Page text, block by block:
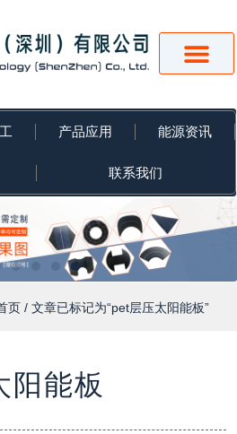
产品应用 能源资讯
联系我们
页 / 文章已标记为“pet层压太阳能板”
能板